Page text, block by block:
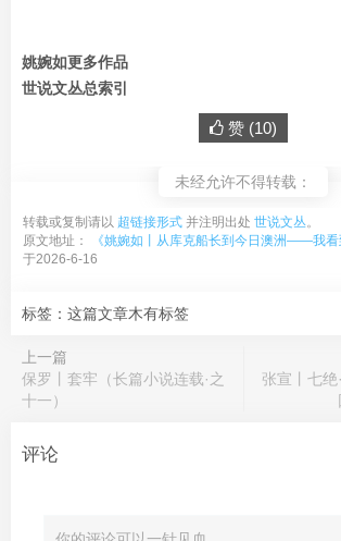
姚婉如更多作品
世说文丛总索引
赞 (10)
未经允许不得转载：
转载或复制请以 超链接形式 并注明出处 世说文丛。
原文地址：
《姚婉如丨从库克船长到今日澳洲——我看
于2026-6-16
标签：这篇文章木有标签
上一篇
保罗丨套牢（长篇小说连载·之
十一）
张宣丨七绝
评论